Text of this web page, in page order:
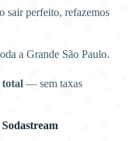
sair perfeito, refazemos
a Grande São Paulo.
total — sem taxas